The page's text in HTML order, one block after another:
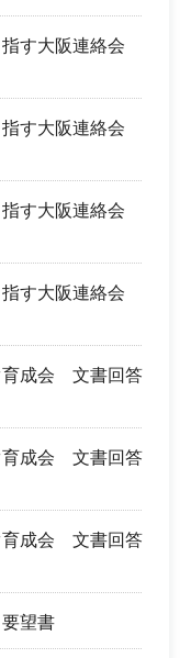
す大阪連絡会
す大阪連絡会
す大阪連絡会
す大阪連絡会
育成会 文書回答
育成会 文書回答
育成会 文書回答
望書